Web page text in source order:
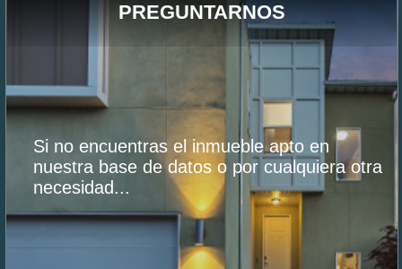
PREGUNTARNOS
Si no encuentras el inmueble apto en
nuestra base de datos o por cualquiera otra
necesidad...